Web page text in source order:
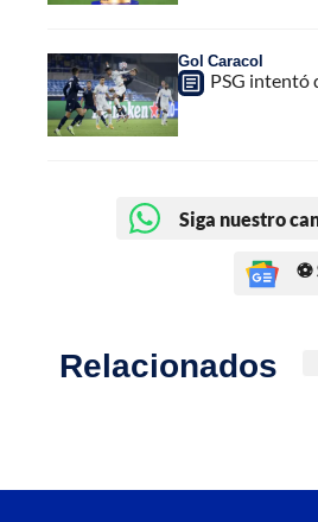
Gol Caracol
PSG intentó
Siga nuestro
Relacionados